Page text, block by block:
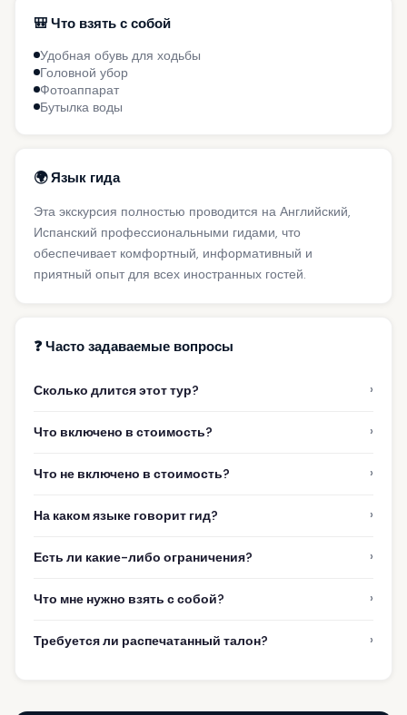
🎒 Что взять с собой
Удобная обувь для ходьбы
Головной убор
Фотоаппарат
Бутылка воды
🌍 Язык гида
Эта экскурсия полностью проводится на Английский,
Испанский профессиональными гидами, что
обеспечивает комфортный, информативный и
приятный опыт для всех иностранных гостей.
❓ Часто задаваемые вопросы
Сколько длится этот тур? ›
Что включено в стоимость? ›
Что не включено в стоимость? ›
На каком языке говорит гид? ›
Есть ли какие-либо ограничения? ›
Что мне нужно взять с собой? ›
Требуется ли распечатанный талон? ›